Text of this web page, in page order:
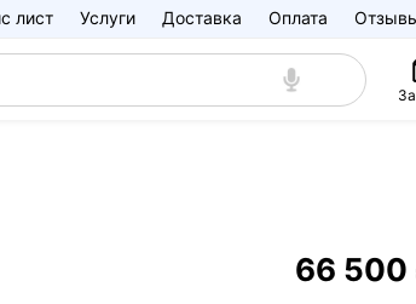
лист Услуги Доставка Оплата
66 500